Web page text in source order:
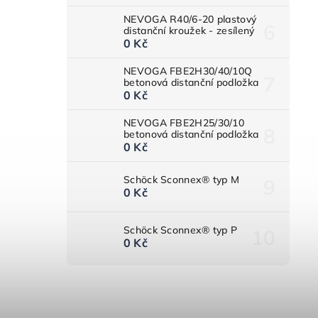
NEVOGA R40/6-20 plastový
distanční kroužek - zesílený
0 Kč
NEVOGA FBE2H30/40/10Q
betonová distanční podložka
0 Kč
NEVOGA FBE2H25/30/10
betonová distanční podložka
0 Kč
Schöck Sconnex® typ M
0 Kč
Schöck Sconnex® typ P
0 Kč